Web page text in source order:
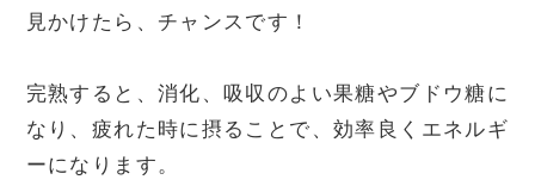
見かけたら、チャンスです！
完熟すると、消化、吸収のよい果糖やブドウ糖に
なり、疲れた時に摂ることで、効率良くエネルギ
ーになります。